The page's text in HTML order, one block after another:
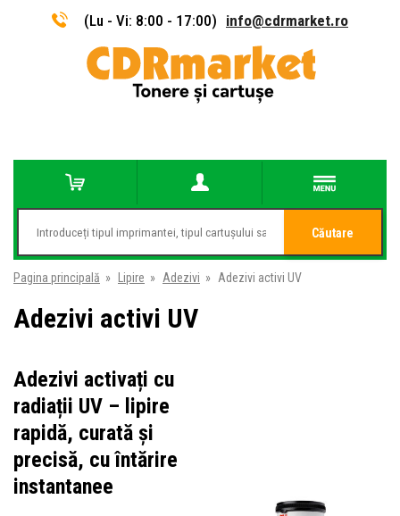
(Lu - Vi: 8:00 - 17:00) info@cdrmarket.ro
Căutare
Pagina principală » Lipire » Adezivi » Adezivi activi UV
Adezivi activi UV
Adezivi activați cu
radiații UV – lipire
rapidă, curată și
precisă, cu întărire
instantanee